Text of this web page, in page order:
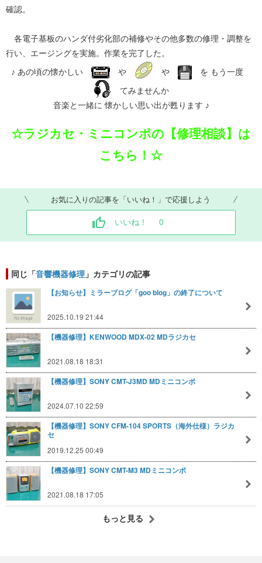
確認。
各電子基板のハンダ付劣化部の補修やその他多数の修理・調整を
行い、エージングを実施。作業を完了した。
♪ あの頃の懐かしい
や や
を もう一度
てみませんか
音楽と一緒に 懐かしい思い出が甦ります ♪
☆ラジカセ・ミニコンポの【修理相談】は
こちら！☆
お気に入りの記事を「いいね！」で応援しよう
いいね！ 0
同じ「音響機器修理 」カテゴリの記事
【お知らせ】ミラーブログ「goo blog」の終了について
2025.10.19 21:44
【機器修理】KENWOOD MDX-02 MDラジカセ
2021.08.18 18:31
【機器修理】SONY CMT-J3MD MDミニコンポ
2024.07.10 22:59
【機器修理】SONY CFM-104 SPORTS（海外仕様）ラジカ
セ
2019.12.25 00:49
【機器修理】SONY CMT-M3 MDミニコンポ
2021.08.18 17:05
もっと見る